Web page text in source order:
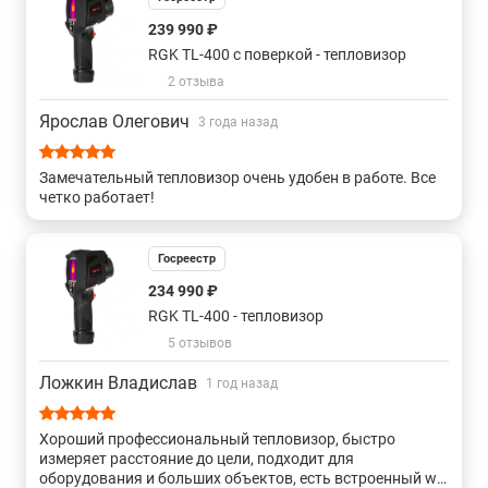
Пределы допускаемой
относительной погрешности
измерений температуры в
±2,0 %
Порог температурной
чувствительности (при
температуре объекта +30 °С)
Спектральный диапазон от 8 до 14 мкм
Углы поля зрения, градус по
горизонтали x градус по вертикали
Минимальное фокусное расстояние
Коэффициент излучательной
способности (изменяемый)
Основные технические характеристики тепловизоров
инфракрасных RGK
Количество пикселей матрицы
239 990 ₽
RGK TL-400 с поверкой - тепловизор
2 отзыва
Ярослав Олегович 3 года назад
Замечательный тепловизор очень удобен в работе. Все
четко работает!
Госреестр
234 990 ₽
RGK TL-400 - тепловизор
5 отзывов
Ложкин Владислав 1 год назад
Хороший профессиональный тепловизор, быстро
измеряет расстояние до цели, подходит для
оборудования и больших объектов, есть встроенный wi-